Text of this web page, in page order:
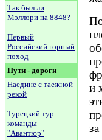
Так был ли
Мэллори на 8848?
Первый
Российский горный
поход
Пути - дороги
Наедине с таежной
рекой
Турецкий тур
команды
"Авантюр"
и